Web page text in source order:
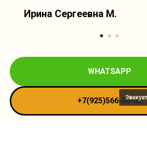
Ирина Сергеевна М.
WHATSAPP
+7(925)566-00-02